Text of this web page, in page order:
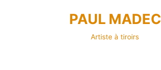
PAUL MADEC
Artiste à tiroirs